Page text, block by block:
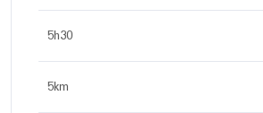
5h30
5km